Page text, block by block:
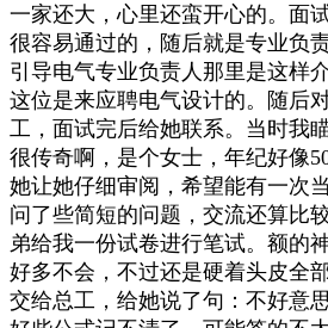
一家还大，心里还蛮开心的。面
很容易通过的，随后就是专业负
引导电气专业负责人那里是这样
这位是来应聘电气设计的。随后
工，面试完后给她联系。当时我
很传奇啊，是个女士，年纪好像
她让她仔细审阅，希望能有一次
问了些简短的问题，交流还算比
弟给我一份试卷进行笔试。额的
好多不会，不过还是硬着头皮全
交给总工，给她说了句：不好意